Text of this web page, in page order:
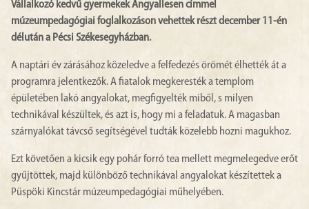
Vállalkozó kedvű gyermekek Angyallesen címmel
múzeumpedagógiai foglalkozáson vehettek részt december 11-én
délután a Pécsi Székesegyházban.
A naptári év zárásához közeledve a felfedezés örömét élhették át a
programra jelentkezők. A fiatalok megkeresték a templom
épületében lakó angyalokat, megfigyelték miből, s milyen
technikával készültek, és azt is, hogy mi a feladatuk. A magasban
szárnyalókat távcső segítségével tudták közelebb hozni magukhoz.
Ezt követően a kicsik egy pohár forró tea mellett megmelegedve erőt
gyűjtöttek, majd különböző technikával angyalokat készítettek a
Püspöki Kincstár múzeumpedagógiai műhelyében.